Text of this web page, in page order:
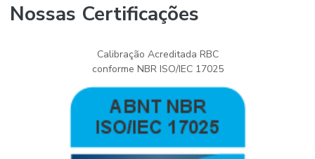
Nossas Certificações
Calibração Acreditada RBC
conforme NBR ISO/IEC 17025